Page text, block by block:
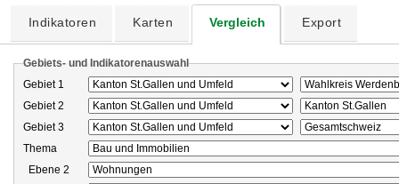
Indikatoren Karten Vergleich Export
Gebiets- und Indikatorenauswahl
Gebiet 1
Gebiet 2
Gebiet 3
Thema
Ebene 2